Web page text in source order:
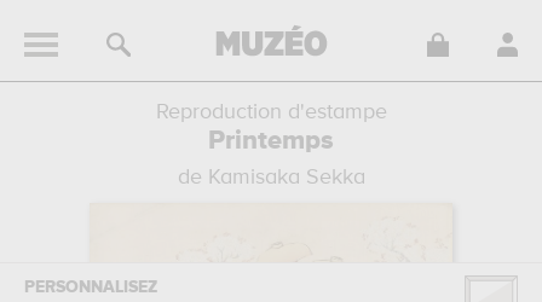
Reproduction d'estampe
Printemps
de Kamisaka Sekka
PERSONNALISEZ